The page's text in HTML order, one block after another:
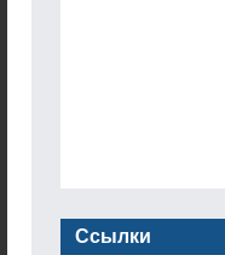
Ссылки